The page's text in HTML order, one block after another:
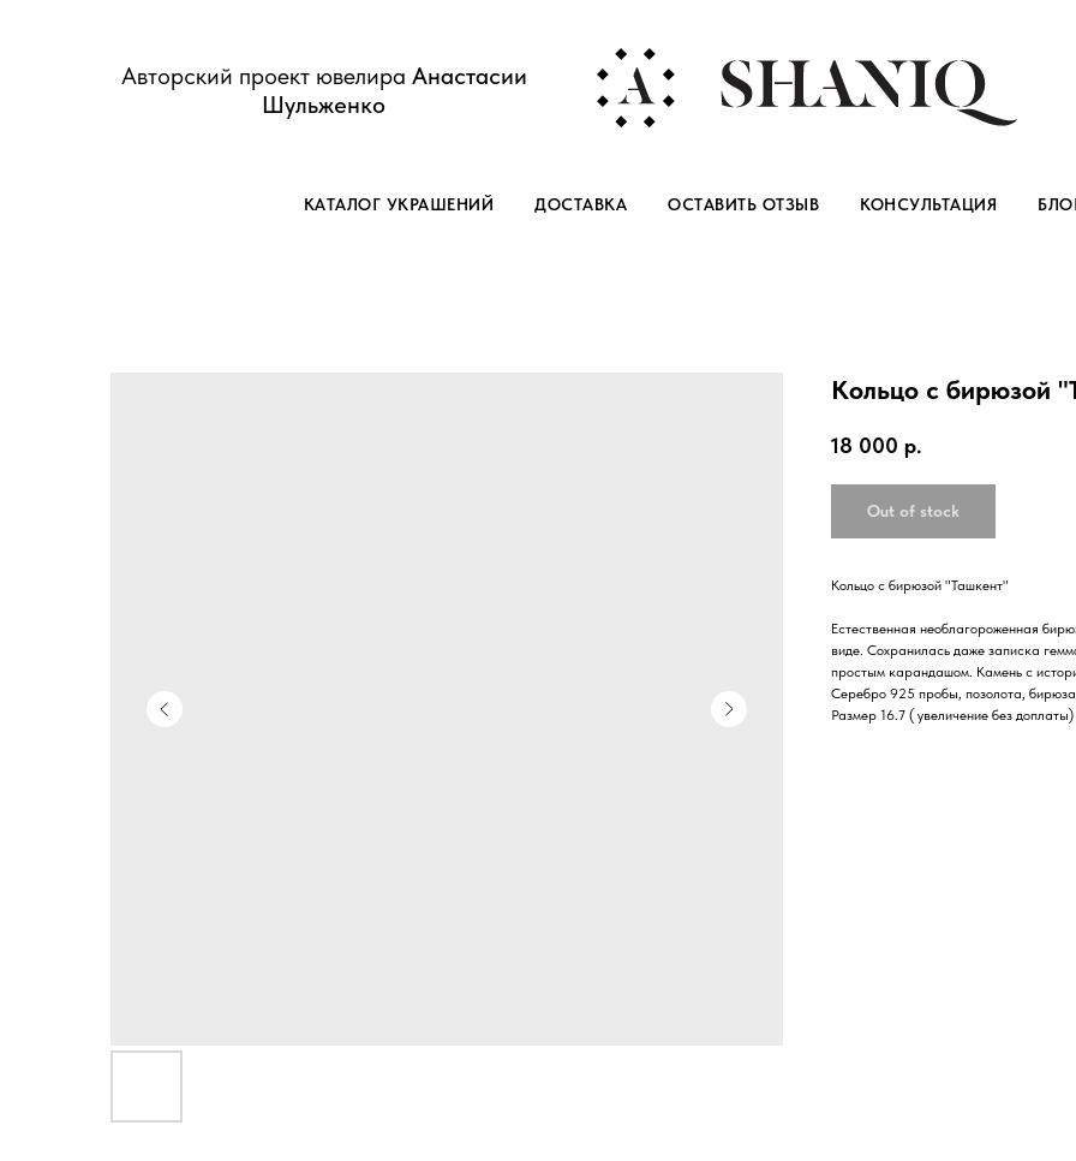
Авторский проект ювелира Анастасии
Шульженко
КАТАЛОГ УКРАШЕНИЙ ДОСТАВКА ОСТАВИТЬ ОТЗЫВ КОНСУЛЬТАЦИЯ
Кольцо с бирюзой
18 000 р.
Out of stock
Кольцо с бирюзой "Ташкент"
Естественная необлагороженная
виде. Сохранилась даже записка
простым карандашом. Камень с
Серебро 925 пробы, позолота,
Размер 16.7 ( увеличение без доплаты)